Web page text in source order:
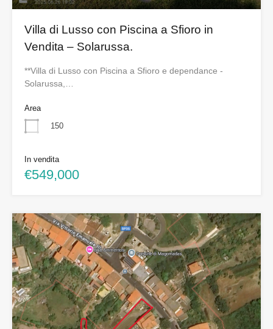
Villa di Lusso con Piscina a Sfioro in
Vendita – Solarussa.
**Villa di Lusso con Piscina a Sfioro e dependance -
Solarussa,…
Area
150
In vendita
€549,000